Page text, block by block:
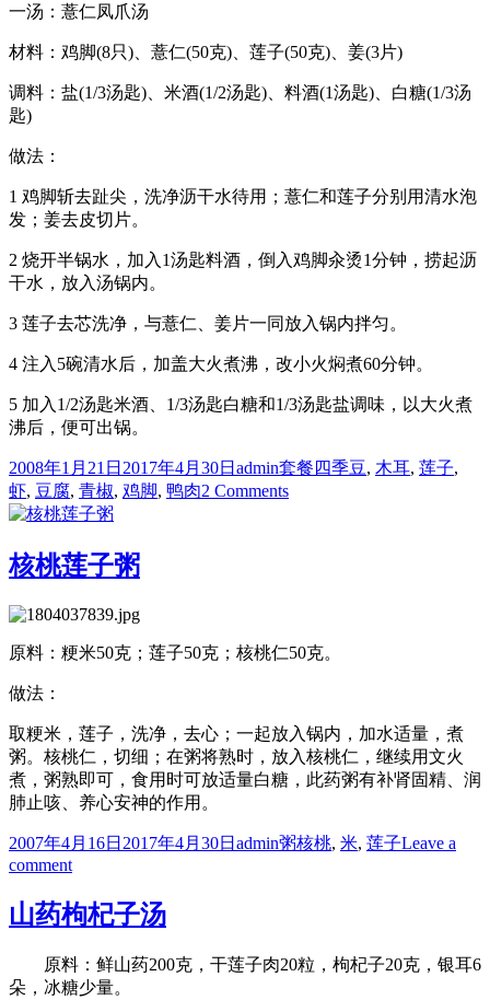
一汤：薏仁凤爪汤
材料：鸡脚(8只)、薏仁(50克)、莲子(50克)、姜(3片)
调料：盐(1/3汤匙)、米酒(1/2汤匙)、料酒(1汤匙)、白糖(1/3汤
匙)
做法：
1 鸡脚斩去趾尖，洗净沥干水待用；薏仁和莲子分别用清水泡
发；姜去皮切片。
2 烧开半锅水，加入1汤匙料酒，倒入鸡脚汆烫1分钟，捞起沥
干水，放入汤锅内。
3 莲子去芯洗净，与薏仁、姜片一同放入锅内拌匀。
4 注入5碗清水后，加盖大火煮沸，改小火焖煮60分钟。
5 加入1/2汤匙米酒、1/3汤匙白糖和1/3汤匙盐调味，以大火煮
沸后，便可出锅。
Posted
on
2008年1月21日 2017年4月30日 Author
adminCategories
套餐Tags
四季豆, 木耳, 莲子,
虾, 豆腐, 青椒, 鸡脚, 鸭肉2 Commentson
核桃莲子粥
原料：粳米50克；莲子50克；核桃仁50克。
做法：
取粳米，莲子，洗净，去心；一起放入锅内，加水适量，煮
粥。核桃仁，切细；在粥将熟时，放入核桃仁，继续用文火
煮，粥熟即可，食用时可放适量白糖，此药粥有补肾固精、润
肺止咳、养心安神的作用。
Posted
on
2007年4月16日 2017年4月30日 Author
adminCategories
粥Tags
核桃, 米, 莲子Leave a
commenton
桃
莲
子
粥
山药枸杞子汤
原料：鲜山药200克，干莲子肉20粒，枸杞子20克，银耳6
朵，冰糖少量。